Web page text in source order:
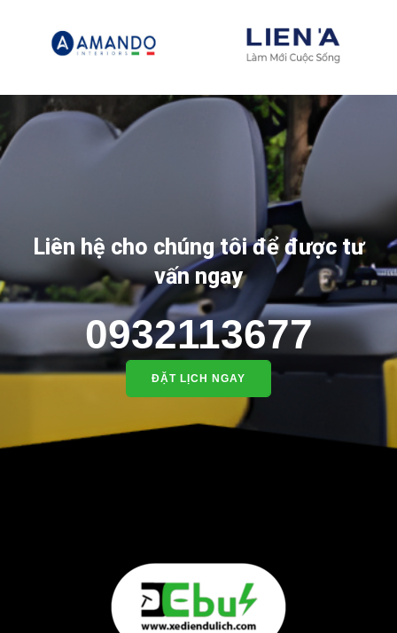
Liên hệ cho chúng tôi để được tư
vấn ngay
0932113677
ĐẶT LỊCH NGAY